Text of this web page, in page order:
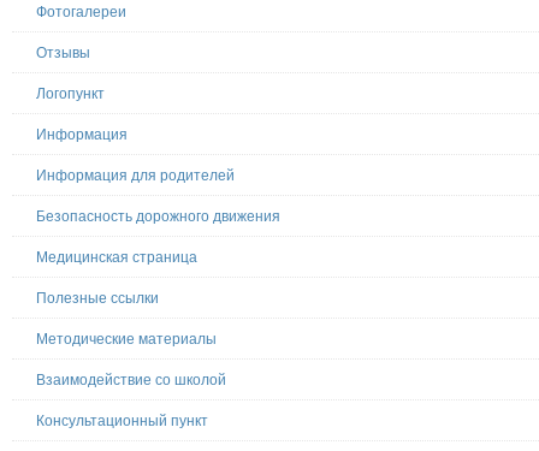
Фотогалереи
Отзывы
Логопункт
Информация
Информация для родителей
Безопасность дорожного движения
Медицинская страница
Полезные ссылки
Методические материалы
Взаимодействие со школой
Консультационный пункт